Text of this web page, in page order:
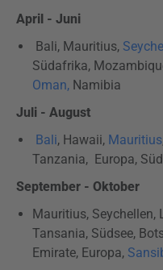
April - Juni
Bali, Mauritius,
Südafrika,
Oman, Namibia
Juli - August
Bali, Hawaii, Mauritius
Tanzania, Europa,
September - Oktober
Mauritius, Seychellen,
Tansania, Südsee,
Emirate, Europa,